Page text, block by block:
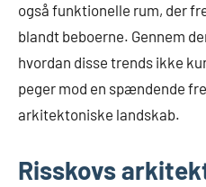
også funktionelle rum, der
blandt beboerne. Gennem
hvordan disse trends ikke
peger mod en spændende
arkitektoniske landskab.
Risskovs